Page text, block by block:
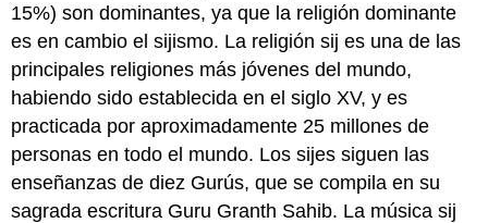
15%) son dominantes, ya que la religión dominante
es en cambio el sijismo. La religión sij es una de las
principales religiones más jóvenes del mundo,
habiendo sido establecida en el siglo XV, y es
practicada por aproximadamente 25 millones de
personas en todo el mundo. Los sijes siguen las
enseñanzas de diez Gurús, que se compila en su
sagrada escritura Guru Granth Sahib. La música sij